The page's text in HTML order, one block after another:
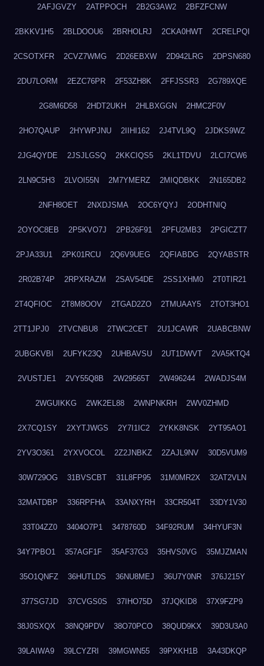
2AFJGVZY 2ATPPOCH 2B2G3AW2 2BFZFCNW
2BKKV1H5 2BLDOOU6 2BRHOLRJ 2CKA0HWT 2CRELPQI
2CSOTXFR 2CVZ7WMG 2D26EBXW 2D942LRG 2DPSN680
2DU7LORM 2EZC76PR 2F53ZH8K 2FFJSSR3 2G789XQE
2G8M6D58 2HDT2UKH 2HLBXGGN 2HMC2F0V
2HO7QAUP 2HYWPJNU 2IIHI162 2J4TVL9Q 2JDKS9WZ
2JG4QYDE 2JSJLGSQ 2KKCIQS5 2KL1TDVU 2LCI7CW6
2LN9C5H3 2LVOI55N 2M7YMERZ 2MIQDBKK 2N165DB2
2NFH8OET 2NXDJSMA 2OC6YQYJ 2ODHTNIQ
2OYOC8EB 2P5KVO7J 2PB26F91 2PFU2MB3 2PGICZT7
2PJA33U1 2PK01RCU 2Q6V9UEG 2QFIABDG 2QYABSTR
2R02B74P 2RPXRAZM 2SAV54DE 2SS1XHM0 2T0TIR21
2T4QFIOC 2T8M8OOV 2TGAD2ZO 2TMUAAY5 2TOT3HO1
2TT1JPJ0 2TVCNBU8 2TWC2CET 2U1JCAWR 2UABCBNW
2UBGKVBI 2UFYK23Q 2UHBAVSU 2UT1DWVT 2VA5KTQ4
2VUSTJE1 2VY55Q8B 2W29565T 2W496244 2WADJS4M
2WGUIKKG 2WK2EL88 2WNPNKRH 2WV0ZHMD
2X7CQ1SY 2XYTJWGS 2Y7I1IC2 2YKK8NSK 2YT95AO1
2YV3O361 2YXVOCOL 2Z2JNBKZ 2ZAJL9NV 30D5VUM9
30W729OG 31BVSCBT 31L8FP95 31M0MR2X 32AT2VLN
32MATDBP 336RPFHA 33ANXYRH 33CR504T 33DY1V30
33T04ZZ0 3404O7P1 3478760D 34F92RUM 34HYUF3N
34Y7PBO1 357AGF1F 35AF37G3 35HVS0VG 35MJZMAN
35O1QNFZ 36HUTLDS 36NU8MEJ 36U7Y0NR 376J215Y
377SG7JD 37CVGS0S 37IHO75D 37JQKID8 37X9FZP9
38J0SXQX 38NQ9PDV 38O70PCO 38QUD9KX 39D3U3A0
39LAIWA9 39LCYZRI 39MGWN55 39PXKH1B 3A43DKQP